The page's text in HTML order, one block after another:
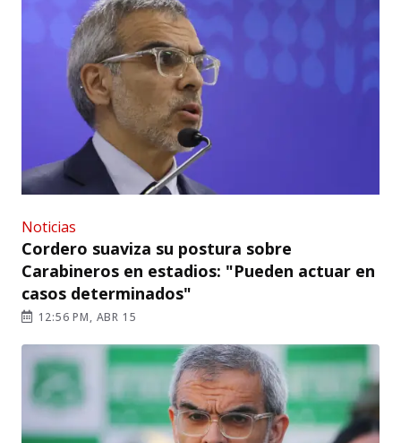
Noticias
Cordero suaviza su postura sobre
Carabineros en estadios: "Pueden actuar en
casos determinados"
12:56 PM, ABR 15